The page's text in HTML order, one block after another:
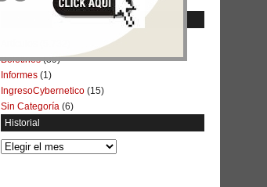
Boletines(39)
Informes (1)
IngresoCybernetico (15)
Sin Categoría (6)
Historial
Historial